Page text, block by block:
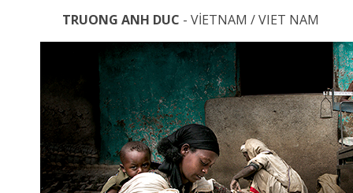
TRUONG ANH DUC - VİETNAM / VIET NAM